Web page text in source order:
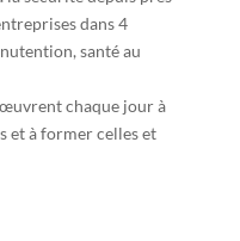
dans 4
santé au
chaque jour à
et à former celles et